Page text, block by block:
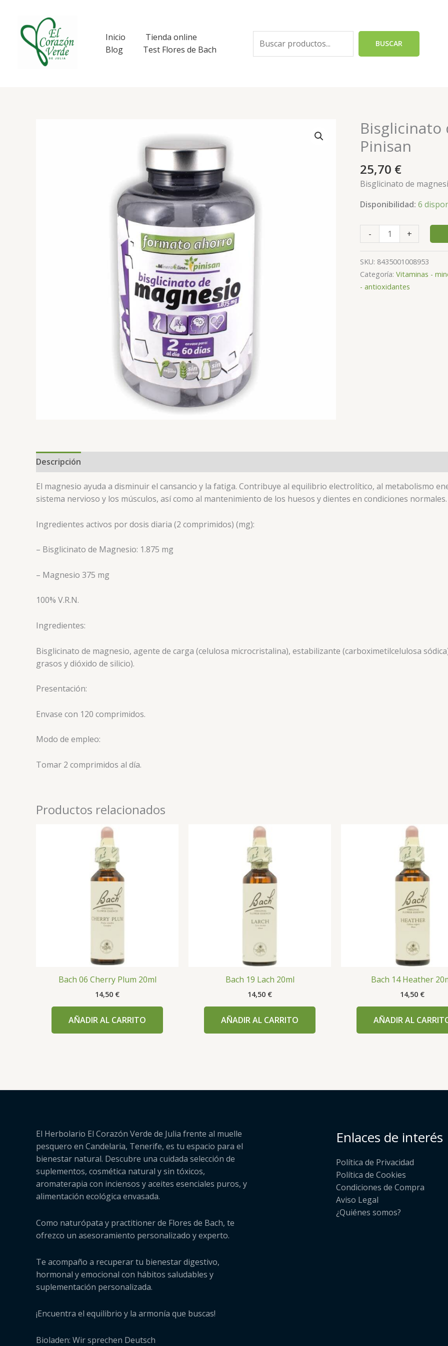
contenido
Inicio
Tienda online
Blog
Test Flores de Bach
BUSCAR
Bisglicinato
Pinisan
25,70 €
Bisglicinato de
Disponibilidad: 6
-
Bisglicinato
de
magnesio
tabletas
Pinisan
cantidad
+
SKU: 8435001008953
Categoría: Vitaminas -
- antioxidantes
Descripción
El magnesio ayuda a disminuir el cansancio y la fatiga. Contribuye al equilibrio electrolítico, al metabolismo
sistema nervioso y los músculos, así como al mantenimiento de los huesos y dientes en condiciones normales.
Ingredientes activos por dosis diaria (2 comprimidos) (mg):
– Bisglicinato de Magnesio: 1.875 mg
– Magnesio 375 mg
100% V.R.N.
Ingredientes:
Bisglicinato de magnesio, agente de carga (celulosa microcristalina), estabilizante (carboximetilcelulosa
grasos y dióxido de silicio).
Presentación:
Envase con 120 comprimidos.
Modo de empleo:
Tomar 2 comprimidos al día.
Productos relacionados
Bach 06 Cherry Plum 20ml
14,50 €
AÑADIR AL CARRITO
Bach 19 Lach 20ml
14,50 €
AÑADIR AL CARRITO
Bach 14 Heather
14,50 €
AÑADIR AL
El Herbolario El Corazón Verde de Julia frente al muelle
pesquero en Candelaria, Tenerife, es tu espacio para el
bienestar natural. Descubre una cuidada selección de
suplementos, cosmética natural y sin tóxicos,
aromaterapia con inciensos y aceites esenciales puros, y
alimentación ecológica envasada.
Como naturópata y practitioner de Flores de Bach, te
ofrezco un asesoramiento personalizado y experto.
Te acompaño a recuperar tu bienestar digestivo,
hormonal y emocional con hábitos saludables y
suplementación personalizada.
¡Encuentra el equilibrio y la armonía que buscas!
Bioladen: Wir sprechen Deutsch
Enlaces de interés
Política de Privacidad
Política de Cookies
Condiciones de Compra
Aviso Legal
¿Quiénes somos?​